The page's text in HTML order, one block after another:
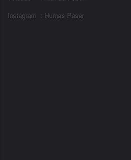
Instagram : Humas Paser